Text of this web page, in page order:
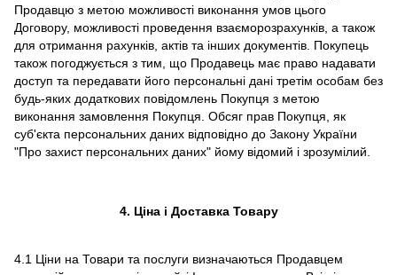
Продавцю з метою можливості виконання умов цього
Договору, можливості проведення взаєморозрахунків, а також
для отримання рахунків, актів та інших документів. Покупець
також погоджується з тим, що Продавець має право надавати
доступ та передавати його персональні дані третім особам без
будь-яких додаткових повідомлень Покупця з метою
виконання замовлення Покупця. Обсяг прав Покупця, як
суб'єкта персональних даних відповідно до Закону України
"Про захист персональних даних" йому відомий і зрозумілий.
4. Ціна і Доставка Товару
4.1 Ціни на Товари та послуги визначаються Продавцем